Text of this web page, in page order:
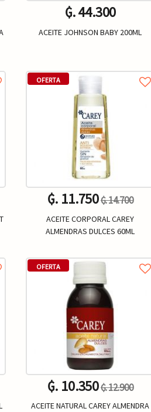
₲. 44.300
ACEITE JOHNSON BABY 200ML
- Un. +
OFERTA
₲. 11.750₲. 14.700
ACEITE CORPORAL CAREY
ALMENDRAS DULCES 60ML
- Un. +
OFERTA
₲. 10.350₲. 12.900
ACEITE NATURAL CAREY ALMENDRA